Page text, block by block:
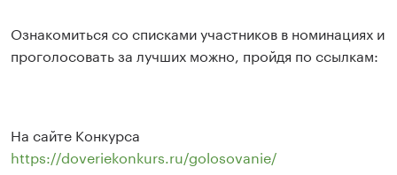
Ознакомиться со списками участников в номинациях и
проголосовать за лучших можно, пройдя по ссылкам:
На сайте Конкурса
https://doveriekonkurs.ru/golosovanie/